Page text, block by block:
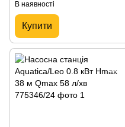
В наявності
Купити